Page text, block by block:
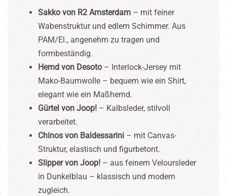
Sakko von R2 Amsterdam – mit feiner
Wabenstruktur und edlem Schimmer. Aus
PAM/El., angenehm zu tragen und
formbeständig.
Hemd von Desoto – Interlock-Jersey mit
Mako-Baumwolle – bequem wie ein Shirt,
elegant wie ein Maßhemd.
Gürtel von Joop! – Kalbsleder, stilvoll
verarbeitet.
Chinos von Baldessarini – mit Canvas-
Struktur, elastisch und figurbetont.
Slipper von Joop! – aus feinem Veloursleder
in Dunkelblau – klassisch und modern
zugleich.